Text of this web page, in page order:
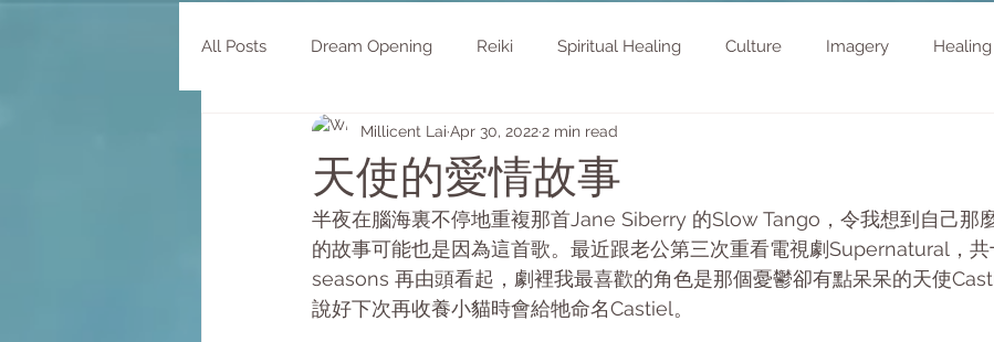
All Posts Dream Opening Reiki Spiritual Healing Culture Imagery Healing
Morphology
天使的愛情故事
Millicent Lai Apr 30, 2022 2 min read
半夜在腦海裏不停地重複那首Jane Siberry 的Slow Tango，令我想到自己那
的故事可能也是因為這首歌。最近跟老公第三次重看電視劇Supernatural，共
seasons 再由頭看起，劇裡我最喜歡的角色是那個憂鬱卻有點呆呆的天使
說好下次再收養小貓時會給牠命名Castiel。